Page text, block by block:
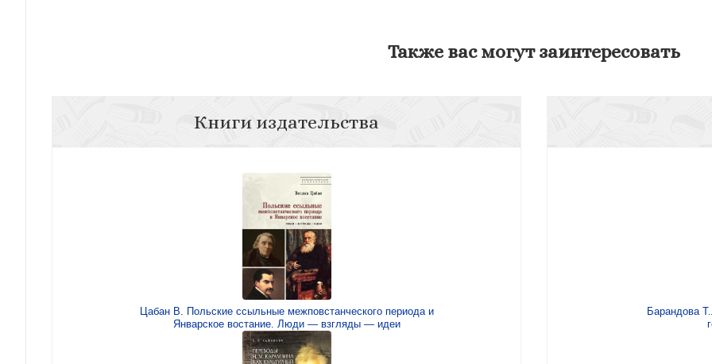
Также вас могут заинтересовать
Барандова
Книги издательства
Цабан В. Польские ссыльные межповстанческого периода и
Январское востание. Люди — взгляды — идеи